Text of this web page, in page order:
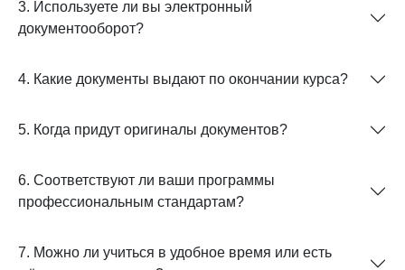
3. Используете ли вы электронный
документооборот?
4. Какие документы выдают по окончании курса?
5. Когда придут оригиналы документов?
6. Соответствуют ли ваши программы
профессиональным стандартам?
7. Можно ли учиться в удобное время или есть